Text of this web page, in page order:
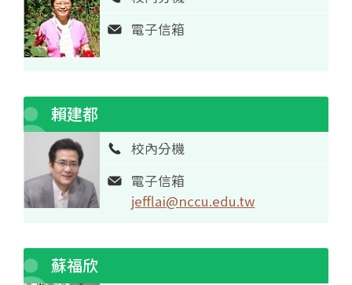
電子信箱
賴建都
校內分機
電子信箱
jefflai@nccu.edu.tw
蘇福欣